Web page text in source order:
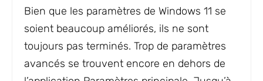
Bien que les paramètres de Windows 11 se
soient beaucoup améliorés, ils ne sont
toujours pas terminés. Trop de paramètres
avancés se trouvent encore en dehors de